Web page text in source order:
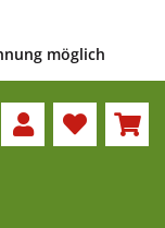
möglich